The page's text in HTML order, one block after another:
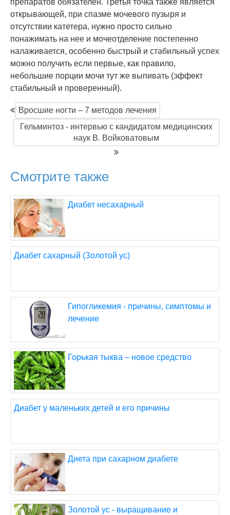
препаратов обязателен. Третья точка также является
открывающей, при спазме мочевого пузыря и
отсутствии катетера, нужно просто сильно
понажимать на нее и мочеотделение постепенно
налаживается, особенно быстрый и стабильный успех
можно получить если первые, как правило,
небольшие порции мочи тут же выпивать (эффект
стабильный и проверенный).
Вросшие ногти – 7 методов лечения
Гельминтоз - интервью с кандидатом медицинских
наук В. Войковатовым
Смотрите также
Диабет несахарный
Диабет сахарный (Золотой ус)
Гипогликемия - причины, симптомы и
лечение
Горькая тыква – новое средство
Диабет у маленьких детей и его причины
Диета при сахарном диабете
Золотой ус - выращивание и